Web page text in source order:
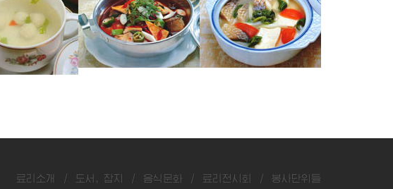
료리소개 / 도서, 잡지 / 음식문화 / 료리전시회 / 봉사단위들